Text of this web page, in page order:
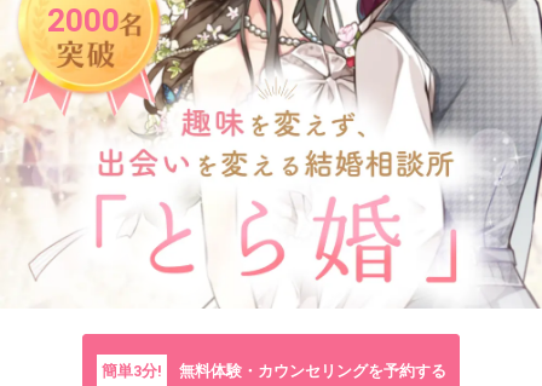
2000
簡単3分! 無料体験・カウンセリングを予約する